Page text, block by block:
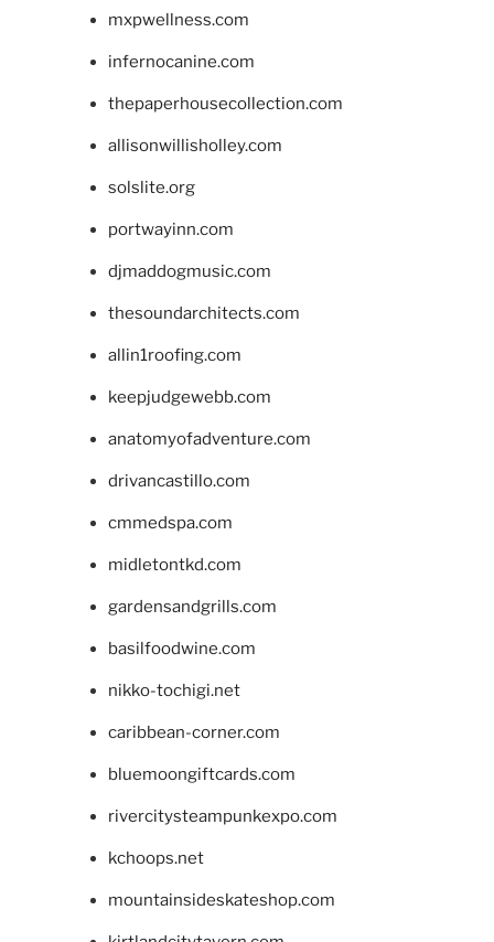
mxpwellness.com
infernocanine.com
thepaperhousecollection.com
allisonwillisholley.com
solslite.org
portwayinn.com
djmaddogmusic.com
thesoundarchitects.com
allin1roofing.com
keepjudgewebb.com
anatomyofadventure.com
drivancastillo.com
cmmedspa.com
midletontkd.com
gardensandgrills.com
basilfoodwine.com
nikko-tochigi.net
caribbean-corner.com
bluemoongiftcards.com
rivercitysteampunkexpo.com
kchoops.net
mountainsideskateshop.com